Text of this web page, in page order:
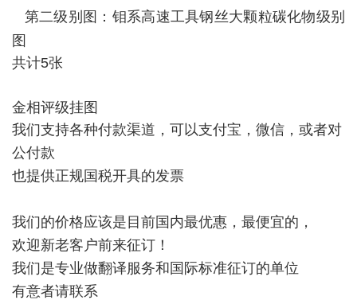
第二级别图：钼系高速工具钢丝大颗粒碳化物级别
图
共计5张
金相评级挂图
我们支持各种付款渠道，可以支付宝，微信，或者对
公付款
也提供正规国税开具的发票
我们的价格应该是目前国内最优惠，最便宜的，
欢迎新老客户前来征订！
我们是专业做翻译服务和国际标准征订的单位
有意者请联系